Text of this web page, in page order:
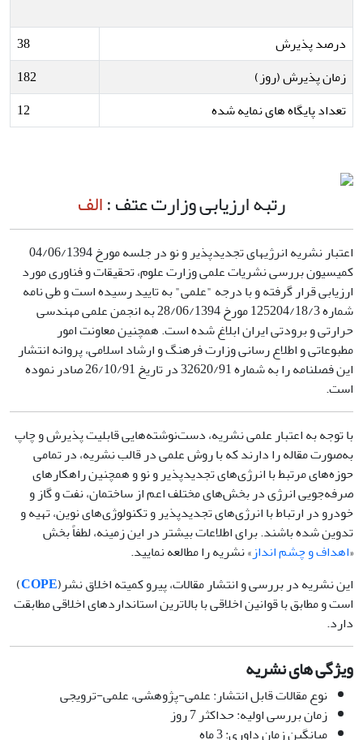
درصد پذیرش
38
زمان پذیرش (روز)
182
تعداد پایگاه های نمایه شده
12
رتبه ارزیابی وزارت عتف :الف
اعتبار نشریه انرژی­های تجدیدپذیر و نو در جلسه مورخ 04/06/1394
کمیسیون بررسی نشریات علمی وزارت علوم، تحقیقات و فناوری مورد
ارزیابی قرار گرفته و با درجه "علمی" به تایید رسیده است و طی نامه
شماره 125204/18/3 مورخ 28/06/1394 به انجمن علمی مهندسی
حرارتی و برودتی ایران ابلاغ شده است. همچنین معاونت امور
مطبوعاتی و اطلاع رسانی وزارت فرهنگ و ارشاد اسلامی، پروانه انتشار
این فصلنامه را به شماره 32620/91 در تاریخ 26/10/91 صادر نموده
است.
با توجه به اعتبار علمی نشریه، دست‌نوشته‌هایی قابلیت پذیرش و چاپ
به‌صورت مقاله را دارند که با روش علمی در قالب نشریه، در تمامی
حوزه‌های مرتبط با انرژی‌های تجدیدپذیر و نو و همچنین راهکارهای
صرفه‌جویی انرژی در بخش‌های مختلف اعم از ساختمان، نفت و گاز و
خودرو در ارتباط با انرژی‌های تجدیدپذیر و تکنولوژی‌های نوین، تهیه و
تدوین شده باشند.برای اطلاعات بیشتر در این زمینه، لطفاً بخش
«اهداف و چشم انداز» نشریه را مطالعه نمایید.
این نشریه در بررسی و انتشار مقالات، پیرو کمیته اخلاق نشر(COPE
)
است و مطابق با قوانین اخلاقی با بالاترین استانداردهای اخلاقی مطابقت
دارد.
ویژگی های نشریه
نوع مقالات قابل انتشار: علمی-پژوهشی، علمی-ترویجی
زمان بررسی اولیه: حداکثر 7 روز
میانگین زمان داوری: 3 ماه